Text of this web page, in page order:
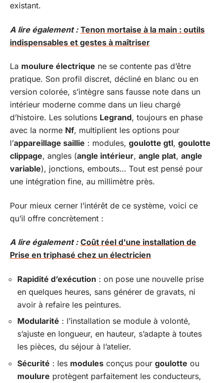
existant.
A lire également : Tenon mortaise à la main : outils
indispensables et gestes à maîtriser
La moulure électrique ne se contente pas d’être
pratique. Son profil discret, décliné en blanc ou en
version colorée, s’intègre sans fausse note dans un
intérieur moderne comme dans un lieu chargé
d’histoire. Les solutions Legrand, toujours en phase
avec la norme Nf, multiplient les options pour
l’appareillage saillie : modules, goulotte gtl, goulotte
clippage, angles (angle intérieur, angle plat, angle
variable), jonctions, embouts… Tout est pensé pour
une intégration fine, au millimètre près.
Pour mieux cerner l’intérêt de ce système, voici ce
qu’il offre concrètement :
A lire également : Coût réel d'une installation de
Prise en triphasé chez un électricien
Rapidité d’exécution : on pose une nouvelle prise
en quelques heures, sans générer de gravats, ni
avoir à refaire les peintures.
Modularité : l’installation se module à volonté,
s’ajuste en longueur, en hauteur, s’adapte à toutes
les pièces, du séjour à l’atelier.
Sécurité : les modules conçus pour goulotte ou
moulure protègent parfaitement les conducteurs,